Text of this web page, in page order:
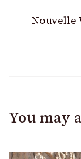
Nouvelle
You may